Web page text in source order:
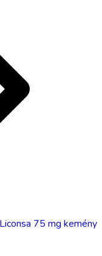
75 mg kemény